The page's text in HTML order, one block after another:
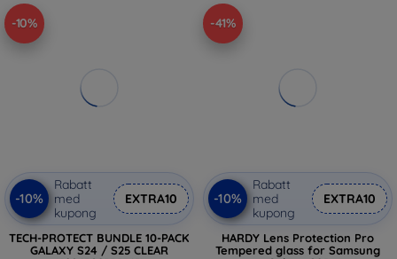
-10%
-10%
Rabatt
med
kupong
EXTRA10
TECH-PROTECT BUNDLE 10-PACK
GALAXY S24 / S25 CLEAR
-41%
-10%
Rabatt
med
kupong
EXTRA10
HARDY Lens Protection Pro
Tempered glass for Samsung